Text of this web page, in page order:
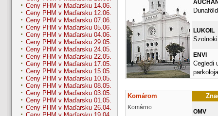
Ceny PHM v Maďarsku 14.06.
Ceny PHM v Maďarsku 12.06.
Ceny PHM v Maďarsku 07.06.
Ceny PHM v Maďarsku 05.06.
Ceny PHM v Maďarsku 04.06.
Ceny PHM v Maďarsku 29.05.
Ceny PHM v Maďarsku 24.05.
Ceny PHM v Maďarsku 22.05.
Ceny PHM v Maďarsku 17.05.
Ceny PHM v Maďarsku 15.05.
Ceny PHM v Maďarsku 10.05.
Ceny PHM v Maďarsku 08.05.
Ceny PHM v Maďarsku 03.05.
Ceny PHM v Maďarsku 01.05.
Ceny PHM v Maďarsku 26.04.
LUKOIL
ENVI
Cegledi
Komárom
Komárno
OMV